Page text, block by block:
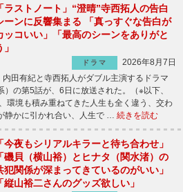
「ラストノート」“澄晴”寺西拓人の告白
ーンに反響集まる 「真っすぐな告白が
ッコいい」「最高のシーンをありがと
」
ドラマ
2026年8月7日
内田有紀と寺西拓人がダブル主演するドラマ
）の第5話が、6日に放送された。（※以下、
境も積み重ねてきた人生も全く違う、交わ
静かに引かれ合い、人生で … 続きを読む
「今夜もシリアルキラーと待ち合わせ」
「磯貝（横山裕）とヒナタ（関水渚）の
犯関係が深まってきているのがいい」
「縦山裕二さんのグッズ欲しい」